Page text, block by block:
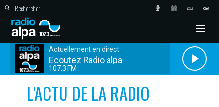
Actuellement en direct
Ecoutez Radio alpa
107.3 FM
L'ACTU DE LA RADIO